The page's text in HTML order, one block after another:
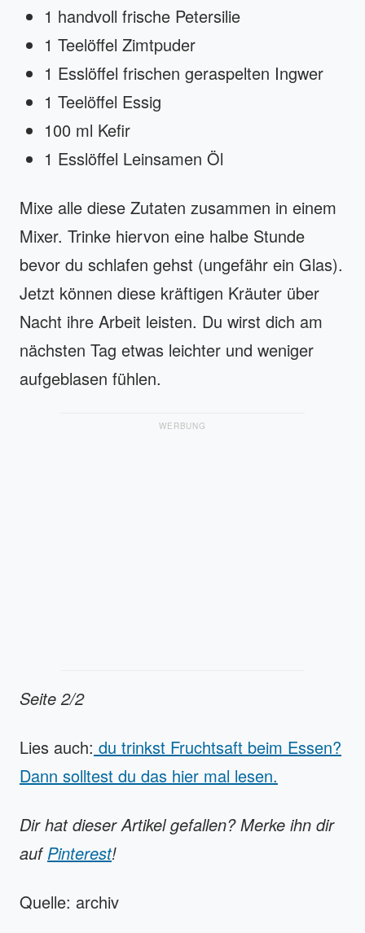
1 handvoll frische Petersilie
1 Teelöffel Zimtpuder
1 Esslöffel frischen geraspelten Ingwer
1 Teelöffel Essig
100 ml Kefir
1 Esslöffel Leinsamen Öl
Mixe alle diese Zutaten zusammen in einem
Mixer. Trinke hiervon eine halbe Stunde
bevor du schlafen gehst (ungefähr ein Glas).
Jetzt können diese kräftigen Kräuter über
Nacht ihre Arbeit leisten. Du wirst dich am
nächsten Tag etwas leichter und weniger
aufgeblasen fühlen.
WERBUNG
Seite 2/2
Lies auch: du trinkst Fruchtsaft beim Essen?
Dann solltest du das hier mal lesen.
Dir hat dieser Artikel gefallen? Merke ihn dir
aufPinterest!
Quelle: archiv